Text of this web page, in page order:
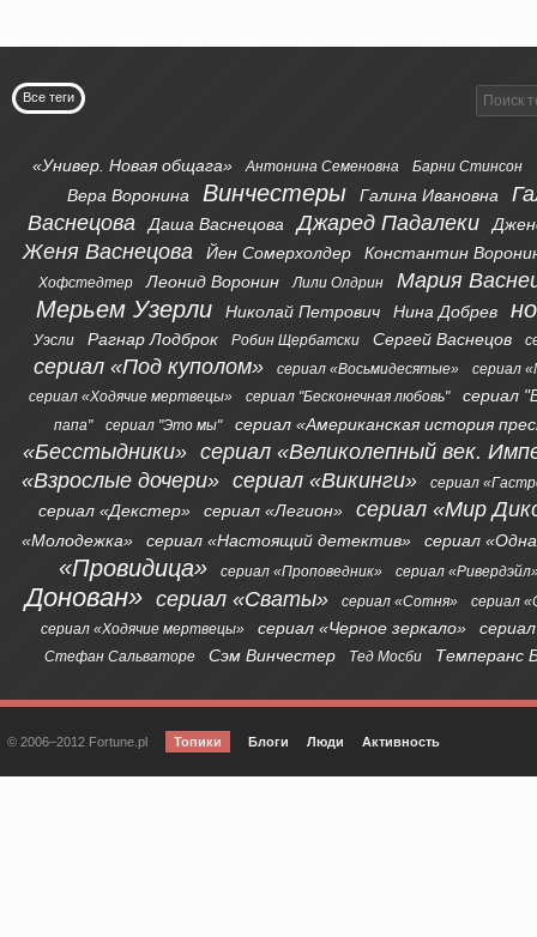
Все теги
«Универ. Новая общага» Антонина Семеновна Барни Стинсон
Вера Воронина Винчестеры Галина Ивановна
Васнецова
Даша Васнецова Джаред Падалеки
Женя Васнецова Йен Сомерхолдер Константин
Хофстедтер Леонид Воронин Лили Олдрин Мария
Мерьем Узерли Николай Петрович Нина Добрев
Уэсли Рагнар Лодброк Робин Щербатски Сергей Васнецов
сериал «Под куполом» сериал «Восьмидесятые»
сериал
сериал «Ходячие мертвецы»
сериал "Бесконечная любовь" сериал
папа" сериал "Это мы" сериал «Американская история
«Бесстыдники» сериал «Великолепный век.
«Взрослые дочери» сериал «Викинги» сериал
сериал «Декстер» сериал «Легион» сериал «Мир
«Молодежка» сериал «Настоящий детектив» сериал
«Провидица» сериал «Проповедник» сериал
Донован» сериал «Сваты» сериал «Сотня»
сериал
сериал «Ходячие мертвецы»
сериал «Черное зеркало»
Стефан Сальваторе Сэм Винчестер Тед Мосби Темперанс
© 2006–2012 Fortune.pl Топики Блоги Люди Активность